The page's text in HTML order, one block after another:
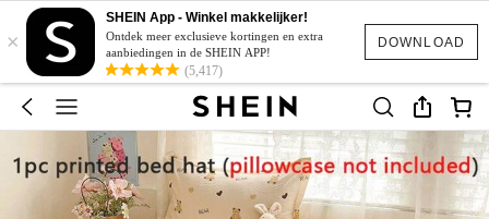
DOWNLOAD
×
SHEIN App - Winkel makkelijker!
Ontdek meer exclusieve kortingen en extra
aanbiedingen in de SHEIN APP!
(5,417)